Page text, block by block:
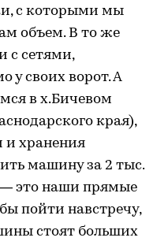
с которыми мы
объем. В то же
с сетями,
у своих ворот. А
в х.Бичевом
края),
и хранения
машину за 2 тыс.
— это наши прямые
пойти навстречу,
стоят больших